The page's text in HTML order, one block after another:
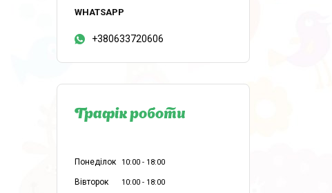
+380633720606
Графік роботи
Понеділок 10:00 18:00
Вівторок 10:00 18:00